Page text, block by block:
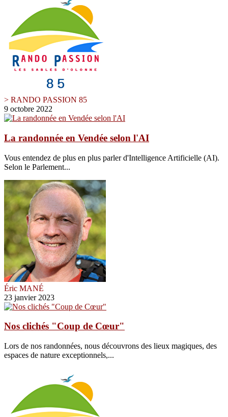
> RANDO PASSION 85
9 octobre 2022
La randonnée en Vendée selon l'AI
Vous entendez de plus en plus parler d'Intelligence Artificielle (AI).
Selon le Parlement...
Éric MANÉ
23 janvier 2023
Nos clichés "Coup de Cœur"
Lors de nos randonnées, nous découvrons des lieux magiques, des
espaces de nature exceptionnels,...